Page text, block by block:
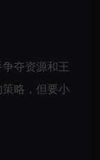
夺资源和王
略，但要小